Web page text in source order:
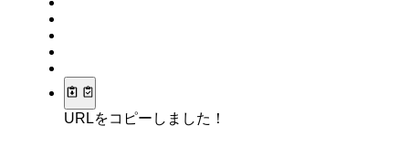
URLをコピーしました！